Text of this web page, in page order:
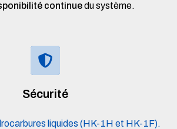
continuedu système.
Sécurité
liquides (HK-1H et HK-1F).